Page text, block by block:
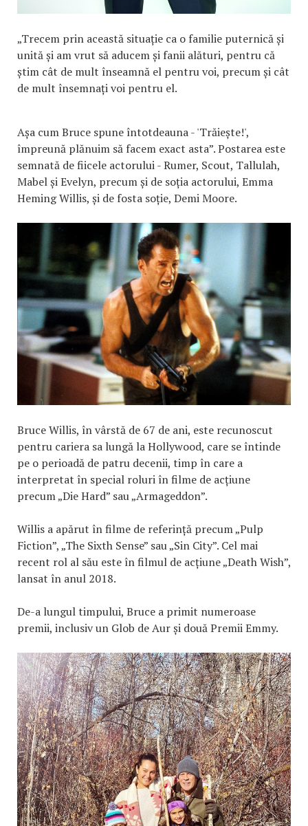
„Trecem prin această situație ca o familie puternică și
unită și am vrut să aducem și fanii alături, pentru că
știm cât de mult înseamnă el pentru voi, precum și cât
de mult însemnați voi pentru el.
Așa cum Bruce spune întotdeauna - 'Trăiește!',
împreună plănuim să facem exact asta”. Postarea este
semnată de fiicele actorului - Rumer, Scout, Tallulah,
Mabel și Evelyn, precum și de soția actorului, Emma
Heming Willis, și de fosta soție, Demi Moore.
Bruce Willis, în vârstă de 67 de ani, este recunoscut
pentru cariera sa lungă la Hollywood, care se întinde
pe o perioadă de patru decenii, timp în care a
interpretat în special roluri în filme de acțiune
precum „Die Hard” sau „Armageddon”.
Willis a apărut în filme de referință precum „Pulp
Fiction”, „The Sixth Sense” sau „Sin City”. Cel mai
recent rol al său este în filmul de acțiune „Death Wish”,
lansat în anul 2018.
De-a lungul timpului, Bruce a primit numeroase
premii, inclusiv un Glob de Aur și două Premii Emmy.